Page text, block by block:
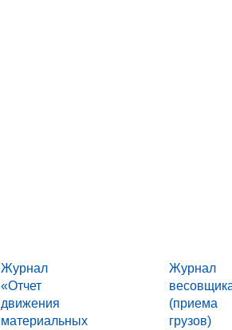
Журнал
«Отчет
движения
материальных
Журнал
(приема
грузов)